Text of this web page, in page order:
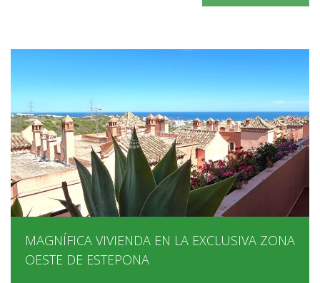
MAGNÍFICA VIVIENDA EN LA EXCLUSIVA ZONA
OESTE DE ESTEPONA